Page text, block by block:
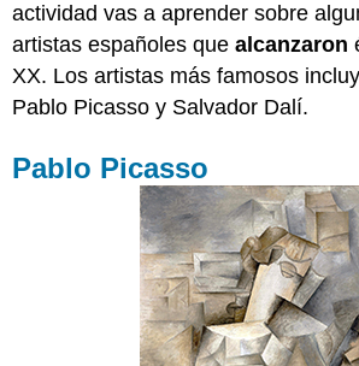
actividad vas a aprender sobre
artistas españoles quealcanzaron
XX. Los artistas más famosos
Pablo Picasso y Salvador Dalí.
Pablo Picasso